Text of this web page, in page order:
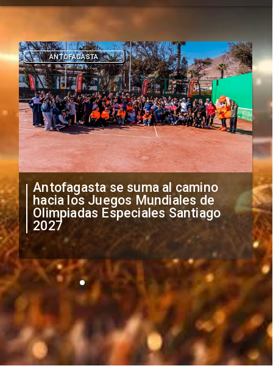
Antofagasta se suma al camino
hacia los Juegos Mundiales de
Olimpiadas Especiales Santiago
2027
ANTOFAGASTA